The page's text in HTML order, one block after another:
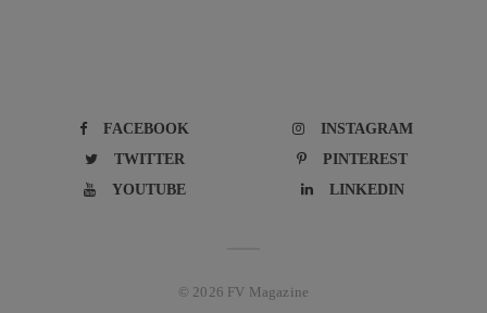
FACEBOOK
INSTAGRAM
TWITTER
PINTEREST
YOUTUBE
LINKEDIN
© 2026 FV Magazine